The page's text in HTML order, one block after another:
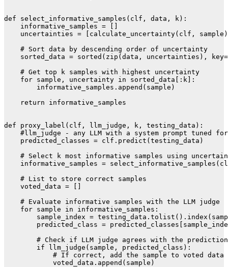
def select_informative_samples(clf, data, k):
    informative_samples = []
uncertainties = [calculate_uncertainty(clf,
    # Sort data by descending order of uncertainty
sorted_data = sorted(zip(data, uncertainties),
    # Get top k samples with highest uncertainty
    for sample, uncertainty in sorted_data[:k]:
        informative_samples.append(sample)
    return informative_samples
def proxy_label(clf, llm_judge, k, testing_data):
#llm_judge - any LLM with a system prompt tuned
    predicted_classes = clf.predict(testing_data)
# Select k most informative samples using
informative_samples =
    # List to store correct samples
    voted_data = []
    # Evaluate informative samples with the LLM judge
    for sample in informative_samples:
sample_index =
predicted_class =
        # Check if LLM judge agrees with the prediction
        if llm_judge(sample, predicted_class):
            # If correct, add the sample to voted data
            voted_data.append(sample)